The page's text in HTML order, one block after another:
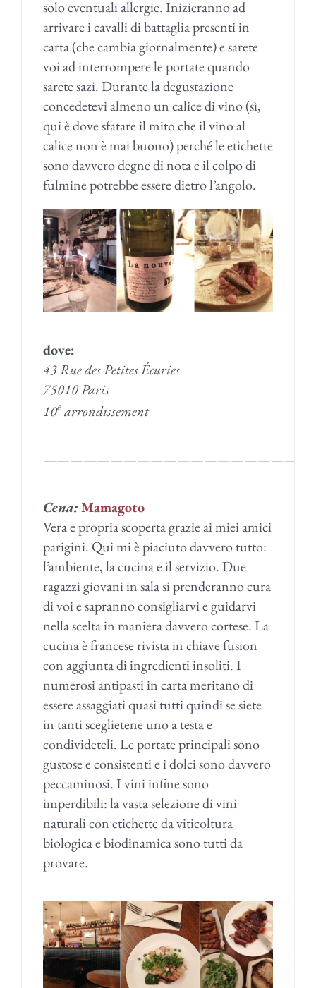
solo eventuali allergie. Inizieranno ad
arrivare i cavalli di battaglia presenti in
carta (che cambia giornalmente) e sarete
voi ad interrompere le portate quando
sarete sazi. Durante la degustazione
concedetevi almeno un calice di vino (sì,
qui è dove sfatare il mito che il vino al
calice non è mai buono) perché le etichette
sono davvero degne di nota e il colpo di
fulmine potrebbe essere dietro l’angolo.
dove:
43 Rue des Petites Écuries
75010 Paris
10earrondissement
Cena:Mamagoto
Vera e propria scoperta grazie ai miei amici
parigini. Qui mi è piaciuto davvero tutto:
l’ambiente, la cucina e il servizio. Due
ragazzi giovani in sala si prenderanno cura
di voi e sapranno consigliarvi e guidarvi
nella scelta in maniera davvero cortese. La
cucina è francese rivista in chiave fusion
con aggiunta di ingredienti insoliti. I
numerosi antipasti in carta meritano di
essere assaggiati quasi tutti quindi se siete
in tanti sceglietene uno a testa e
condivideteli. Le portate principali sono
gustose e consistenti e i dolci sono davvero
peccaminosi. I vini infine sono
imperdibili: la vasta selezione di vini
naturali con etichette da viticoltura
biologica e biodinamica sono tutti da
provare.